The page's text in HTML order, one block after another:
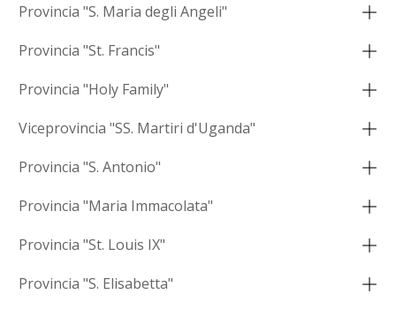
Provincia "S. Maria degli Angeli"
Provincia "St. Francis"
Provincia "Holy Family"
Viceprovincia "SS. Martiri d'Uganda"
Provincia "S. Antonio"
Provincia "Maria Immacolata"
Provincia "St. Louis IX"
Provincia "S. Elisabetta"